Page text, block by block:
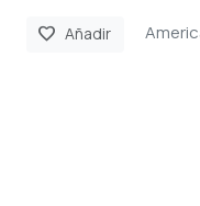
favorite Añadir